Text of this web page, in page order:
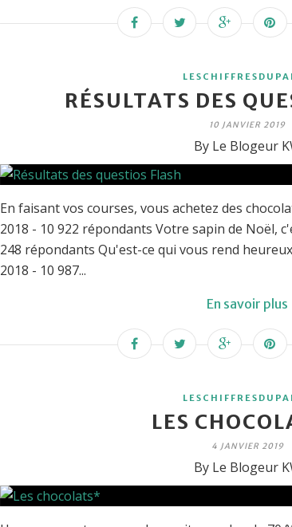
RÉSULTATS DES
10 JANVIER 2019
By Le Blogeur
En faisant vos courses, vous achetez des
2018 - 10 922 répondants Votre sapin de Noël,
248 répondants Qu'est-ce qui vous rend
2018 - 10 987...
En savoir plus
LES
4 JANVIER 2019
By Le Blogeur